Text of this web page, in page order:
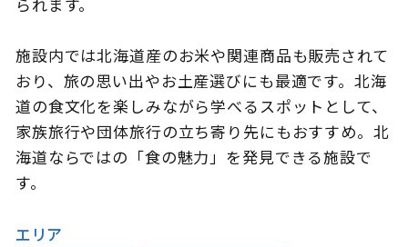
施設内では北海道産のお米や関連商品も販売されて
おり、旅の思い出やお土産選びにも最適です。北海
道の食文化を楽しみながら学べるスポットとして、
家族旅行や団体旅行の立ち寄り先にもおすすめ。北
海道ならではの「食の魅力」を発見できる施設で
す。
エリア